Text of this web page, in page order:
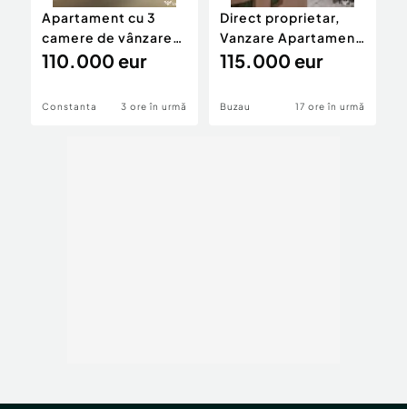
Apartament cu 3
camere de vânzare
Tomis nord
110.000 eur
Constanta 3 ore în urmă
Direct proprietar,
Vanzare Apartament
3 Camere Unirii
115.000 eur
Buzau 17 ore în urmă